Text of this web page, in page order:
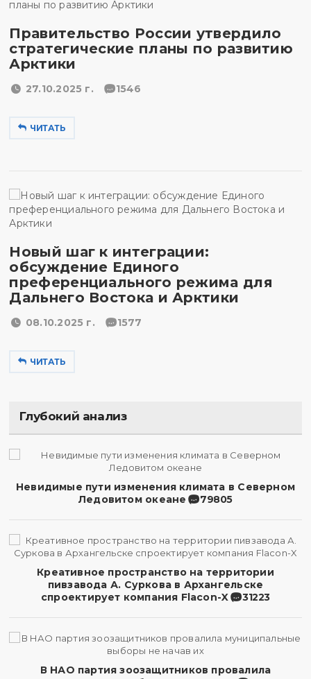
Правительство России утвердило
стратегические планы по развитию
Арктики
27.10.2025 г. 1546
ЧИТАТЬ
Новый шаг к интеграции:
обсуждение Единого
преференциального режима для
Дальнего Востока и Арктики
08.10.2025 г. 1577
ЧИТАТЬ
Глубокий анализ
Невидимые пути изменения климата в Северном
Ледовитом океане
79805
Креативное пространство на территории
пивзавода А. Суркова в Архангельске
спроектирует компания Flacon-X
31223
В НАО партия зоозащитников провалила